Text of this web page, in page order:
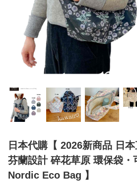
日本代購【 2026新商品 日
芬蘭設計 碎花草原 環保袋
Nordic Eco Bag 】